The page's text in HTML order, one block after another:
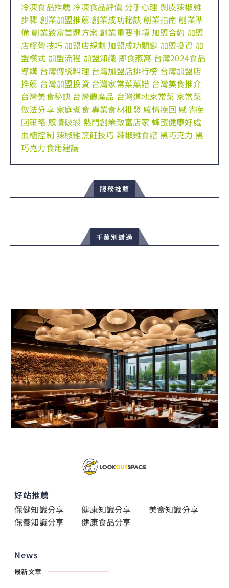
冷凍食品推薦 冷凍食品評價 分手心理 剝皮辣椒雞
步驟 創業加盟推薦 創業成功秘訣創業指南 創業準
備創業致富首選方案創業重要事項 加盟合約 加盟
店經營技巧加盟店規劃 加盟成功關鍵 加盟投資 加
盟模式 加盟流程 加盟知識 即食燕窩 台灣2024食品
導購 台灣傳統料理 台灣加盟店排行榜 台灣加盟店
推薦 台灣加盟投資 台灣家常菜菜譜 台灣美食推介
台灣美食秘訣 台灣農產品 台灣道地家常菜 家常菜
做法分享 家庭煮食專業食材批發感情挽回 感情挽
回策略 感情破裂 熱門創業致富店家 蜂蜜健康好處
血糖控制 辣椒雞烹飪技巧 辣椒雞食譜 黑巧克力 黑
巧克力食用建議
服務推薦
千萬別錯過
好站推薦
保健知識分享
健康知識分享
美食知識分享
保養知識分享
健康食品分享
News
最新文章